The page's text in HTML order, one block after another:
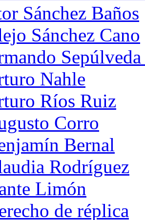
Sánchez Baños
Sánchez Cano
Nahle
Ríos Ruiz
Corro
Bernal
Rodríguez
Limón
de réplica